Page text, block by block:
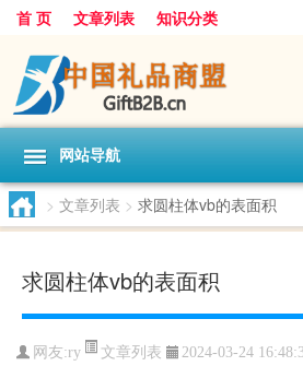
首 页 文章列表 知识分类
网站导航
> 文章列表 > 求圆柱体vb的表面积
求圆柱体vb的表面积
网友:ry 文章列表 2024-03-24